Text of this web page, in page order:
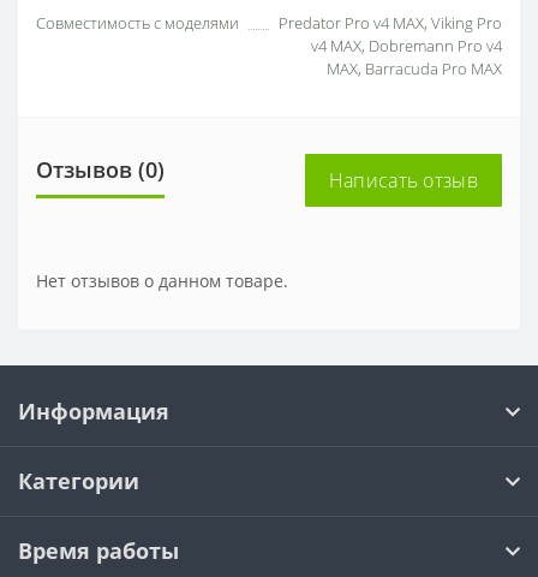
Совместимость с моделями
Predator Pro v4 MAX, Viking Pro
v4 MAX, Dobremann Pro v4
MAX, Barracuda Pro MAX
Отзывов (0) Написать отзыв
Нет отзывов о данном товаре.
Информация
Категории
Время работы